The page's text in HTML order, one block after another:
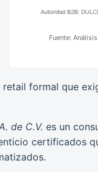
Fuente:
formal que
de C.V. es un
certificados